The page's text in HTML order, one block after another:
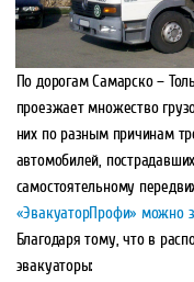
По дорогам Самарско –
проезжает множество
них по разным причинам
автомобилей,
самостоятельному
«ЭвакуаторПрофи» можно
Благодаря тому, что в
эвакуаторы: